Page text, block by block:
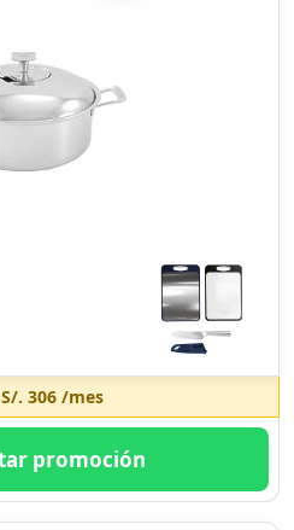
S/. 306/mes
promoción